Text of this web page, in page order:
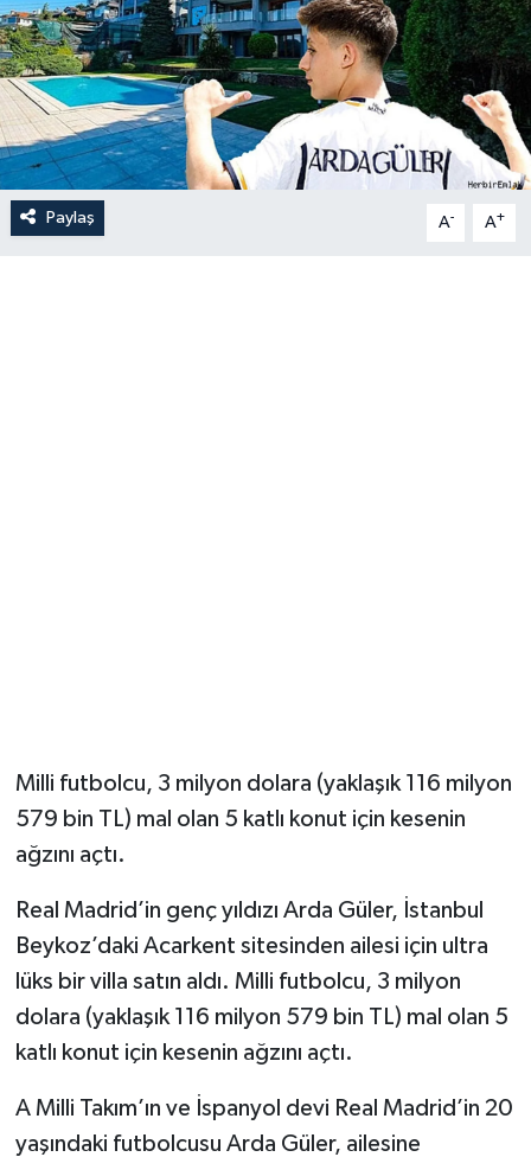
Paylaş A- A+
Milli futbolcu, 3 milyon dolara (yaklaşık 116 milyon
579 bin TL) mal olan 5 katlı konut için kesenin
ağzını açtı.
Real Madrid’in genç yıldızı Arda Güler, İstanbul
Beykoz’daki Acarkent sitesinden ailesi için ultra
lüks bir villa satın aldı. Milli futbolcu, 3 milyon
dolara (yaklaşık 116 milyon 579 bin TL) mal olan 5
katlı konut için kesenin ağzını açtı.
A Milli Takım’ın ve İspanyol devi Real Madrid’in 20
yaşındaki futbolcusu Arda Güler, ailesine